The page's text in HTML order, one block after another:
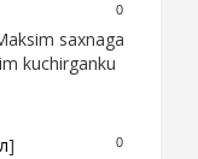
0
saxnaga
kuchirganku
0
]